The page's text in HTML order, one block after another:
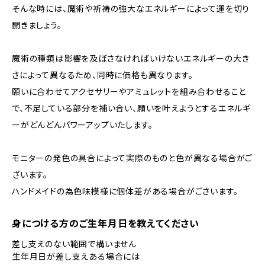
そんな時には、魔術や祈祷の強大なエネルギーによって運を切り
開きましょう。
魔術の種類は影響を及ぼさなければいけないエネルギーの大き
さによって異なるため、同時に価格も異なります。
願いに合わせてアクセサリーやアミュレットを組み合わせること
で、不足している部分を補い合い、願いを叶えようとするエネルギ
ーがどんどんパワーアップいたします。
モニターの発色の具合によって実際のものと色が異なる場合がご
ざいます。
ハンドメイドの為色味模様に個体差がある場合がごさいます。
身につける方のご生年月日を教えてください
差し支えのない範囲で構いません
生年月日が差し支えある場合には